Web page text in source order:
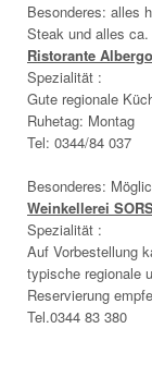
Besonderes: alles
Steak und alles
Ristorante
Spezialität :
Gute regionale
Ruhetag: Montag
Tel: 0344/84 037
Besonderes:
Weinkellerei
Spezialität :
Auf Vorbestellung
typische regionale
Reservierung
Tel.0344 83 380